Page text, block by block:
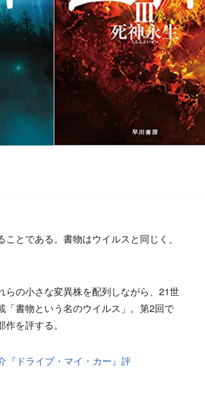
とである。書物はウイルスと同じく、
の小さな変異株を配列しながら、21世
書物という名のウイルス」。第2回で
を評する。
『ドライブ・マイ・カー』評